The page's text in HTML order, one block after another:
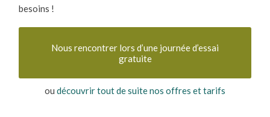
besoins !
Nous rencontrer lors d’une journée d’essai
gratuite
ou découvrir tout de suite nos offres et tarifs